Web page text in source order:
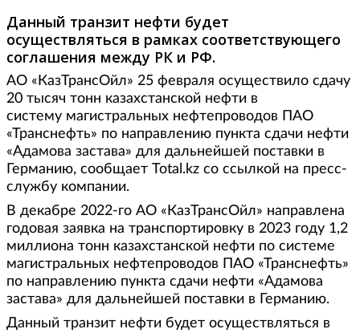
Данный транзит нефти будет
осуществляться в рамках соответствующего
соглашения между РК и РФ.
АО «КазТрансОйл» 25 февраля осуществило сдачу
20 тысяч тонн казахстанской нефти в
систему магистральных нефтепроводов ПАО
«Транснефть» по направлению пункта сдачи нефти
«Адамова застава» для дальнейшей поставки в
Германию, сообщает Total.kz со ссылкой на пресс-
службу компании.
В декабре 2022-го АО «КазТрансОйл» направлена
годовая заявка на транспортировку в 2023 году 1,2
миллиона тонн казахстанской нефти по системе
магистральных нефтепроводов ПАО «Транснефть»
по направлению пункта сдачи нефти «Адамова
застава» для дальнейшей поставки в Германию.
Данный транзит нефти будет осуществляться в